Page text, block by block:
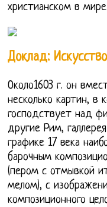
христианском в мире
Доклад:
Около1603 г. он
несколько картин, в
господствует над
другие Рим,
графике 17 века
барочным
(пером с отмывкой
мелом), с
композиционного